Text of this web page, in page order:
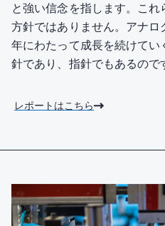
と強い信念を指します。こ
方針ではありません。アナ
年にわたって成長を続けて
針であり、指針でもあるので
レポートはこちら